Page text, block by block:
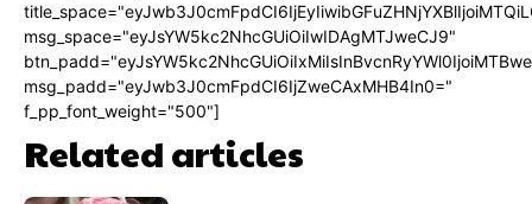
msg_space="eyJsYW5kc2NhcGUiOiIwIDAgMTJweCJ9"
msg_padd="eyJwb3J0cmFpdCI6IjZweCAxMHB4In0="
f_pp_font_weight="500"]
Related articles